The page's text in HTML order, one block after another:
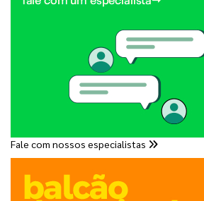
Fale com nossos especialistas